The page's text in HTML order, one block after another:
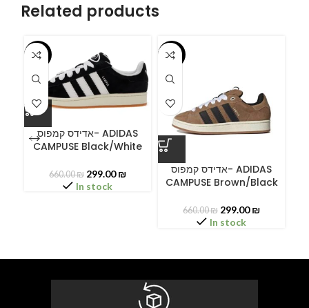
Related products
-55%
אדידס קמפוס- ADIDAS
CAMPUSE Black/White
660.00₪ 299.00₪
In stock
-55%
אדידס קמפוס- ADIDAS
CAMPUSE Brown/Black
660.00₪ 299.00₪
In stock